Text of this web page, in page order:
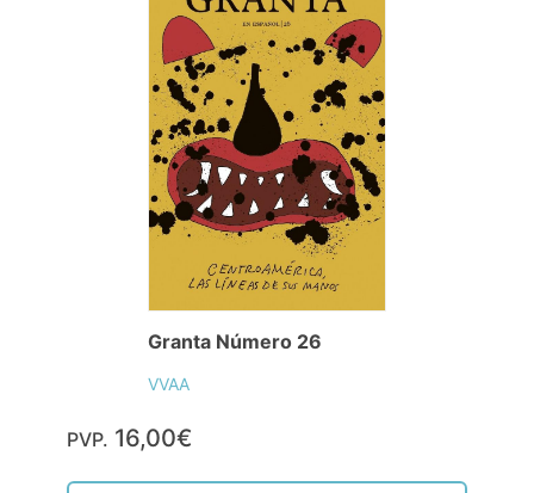
Granta Número 26
VVAA
PVP. 16,00€